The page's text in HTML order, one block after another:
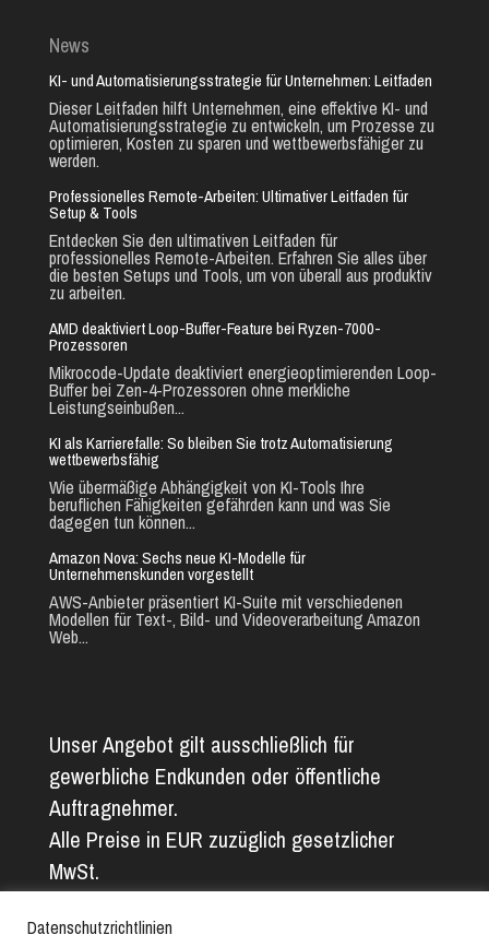
News
KI- und Automatisierungsstrategie für Unternehmen: Leitfaden
Dieser Leitfaden hilft Unternehmen, eine effektive KI- und
Automatisierungsstrategie zu entwickeln, um Prozesse zu
optimieren, Kosten zu sparen und wettbewerbsfähiger zu
werden.
Professionelles Remote-Arbeiten: Ultimativer Leitfaden für
Setup & Tools
Entdecken Sie den ultimativen Leitfaden für
professionelles Remote-Arbeiten. Erfahren Sie alles über
die besten Setups und Tools, um von überall aus produktiv
zu arbeiten.
AMD deaktiviert Loop-Buffer-Feature bei Ryzen-7000-
Prozessoren
Mikrocode-Update deaktiviert energieoptimierenden Loop-
Buffer bei Zen-4-Prozessoren ohne merkliche
Leistungseinbußen...
KI als Karrierefalle: So bleiben Sie trotz Automatisierung
wettbewerbsfähig
Wie übermäßige Abhängigkeit von KI-Tools Ihre
beruflichen Fähigkeiten gefährden kann und was Sie
dagegen tun können...
Amazon Nova: Sechs neue KI-Modelle für
Unternehmenskunden vorgestellt
AWS-Anbieter präsentiert KI-Suite mit verschiedenen
Modellen für Text-, Bild- und Videoverarbeitung Amazon
Web...
Unser Angebot gilt ausschließlich für
gewerbliche Endkunden oder öffentliche
Auftragnehmer.
Alle Preise in EUR zuzüglich gesetzlicher
MwSt.
Alle Angaben ohne Gewähr. Abbildungs- und
Datenschutzrichtlinien